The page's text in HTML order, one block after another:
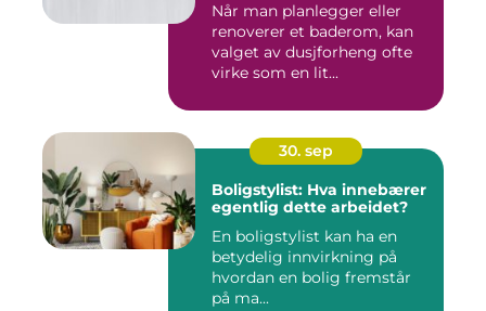
Når man planlegger eller
renoverer et baderom, kan
valget av dusjforheng ofte
virke som en lit...
30. sep
Boligstylist: Hva innebærer
egentlig dette arbeidet?
En boligstylist kan ha en
betydelig innvirkning på
hvordan en bolig fremstår
på ma...